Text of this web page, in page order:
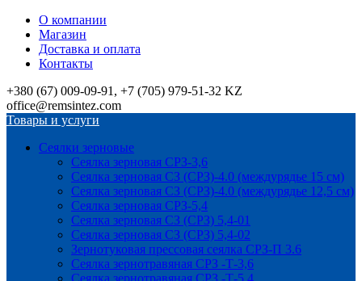
О компании
Магазин
Доставка и оплата
Контакты
+380 (67) 009-09-91, +7 (705) 979-51-32 KZ
office@remsintez.com
Товары и услуги
Сеялки зерновые
Сеялка зерновая СРЗ-3,6
Сеялка зерновая СЗ (СРЗ)-4.0 (междурядье 15 см)
Сеялка зерновая СЗ (СРЗ)-4.0 (междурядье 12,5 см)
Сеялка зерновая СРЗ-5,4
Сеялка зерновая СЗ (СРЗ) 5,4-01
Сеялка зерновая СЗ (СРЗ) 5,4-02
Зернотуковая прессовая сеялка СРЗ-П 3.6
Сеялка зернотравяная СРЗ -Т-3,6
Сеялка зернотравяная СРЗ -Т-5,4